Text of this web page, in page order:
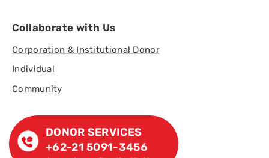
Collaborate with Us
Corporation & Institutional Donor
Individual
Community
DONOR SERVICES
+62-21 5091-3456